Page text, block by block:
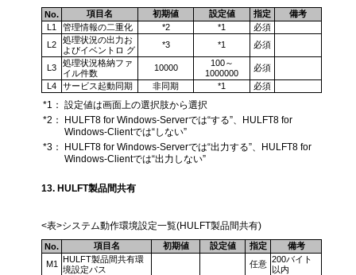
No. 項目名 初期値 設定値 指定
備考
L1
管理情報の二重化 *2 *1
必須
L2
処理状況の出力お
よびイベントロ グ
*3 *1 必須
L3
処理状況格納ファ
イル件数
10000
100～
1000000
必須
L4
サービス起動同期 非同期 *1 必須
*1： 設定値は画面上の選択肢から選択
*2：
HULFT8 for Windows-Serverでは“する”、HULFT8 for
Windows-Clientでは“しない”
*3：
HULFT8 for Windows-Serverでは“出力する”、HULFT8 for
Windows-Clientでは“出力しない”
13. HULFT製品間共有
<表>システム動作環境設定一覧(HULFT製品間共有)
No. 項目名 初期値 設定値 指定
備考
M1
HULFT製品間共有環
境設定パス
任意 200バイト
以内